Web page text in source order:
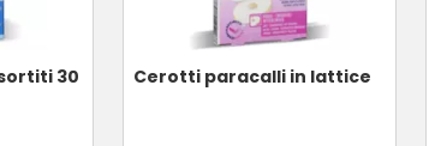
30
Cerotti paracalli in lattice